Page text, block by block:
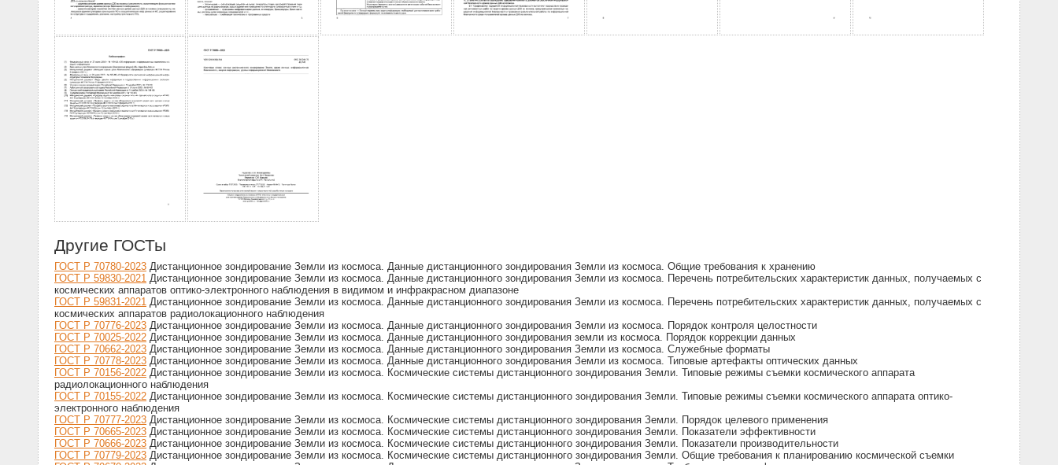
Другие ГОСТы
ГОСТ Р 70780-2023 Дистанционное зондирование Земли из космоса. Данные дистанционного зондирования Земли из космоса. Общие требования к хранению
ГОСТ Р 59830-2021 Дистанционное зондирование Земли из космоса. Данные дистанционного зондирования Земли из космоса. Перечень потребительских характеристик данных, получаемых с
космических аппаратов оптико-электронного наблюдения в видимом и инфракрасном диапазоне
ГОСТ Р 59831-2021 Дистанционное зондирование Земли из космоса. Данные дистанционного зондирования Земли из космоса. Перечень потребительских характеристик данных, получаемых с
космических аппаратов радиолокационного наблюдения
ГОСТ Р 70776-2023 Дистанционное зондирование Земли из космоса. Данные дистанционного зондирования Земли из космоса. Порядок контроля целостности
ГОСТ Р 70025-2022 Дистанционное зондирование Земли из космоса. Данные дистанционного зондирования земли из космоса. Порядок коррекции данных
ГОСТ Р 70662-2023 Дистанционное зондирование Земли из космоса. Данные дистанционного зондирования Земли из космоса. Служебные форматы
ГОСТ Р 70778-2023 Дистанционное зондирование Земли из космоса. Данные дистанционного зондирования Земли из космоса. Типовые артефакты оптических данных
ГОСТ Р 70156-2022 Дистанционное зондирование Земли из космоса. Космические системы дистанционного зондирования Земли. Типовые режимы съемки космического аппарата
радиолокационного наблюдения
ГОСТ Р 70155-2022 Дистанционное зондирование Земли из космоса. Космические системы дистанционного зондирования Земли. Типовые режимы съемки космического аппарата оптико-
электронного наблюдения
ГОСТ Р 70777-2023 Дистанционное зондирование Земли из космоса. Космические системы дистанционного зондирования Земли. Порядок целевого применения
ГОСТ Р 70665-2023 Дистанционное зондирование Земли из космоса. Космические системы дистанционного зондирования Земли. Показатели эффективности
ГОСТ Р 70666-2023 Дистанционное зондирование Земли из космоса. Космические системы дистанционного зондирования Земли. Показатели производительности
ГОСТ Р 70779-2023 Дистанционное зондирование Земли из космоса. Космические системы дистанционного зондирования Земли. Общие требования к планированию космической съемки